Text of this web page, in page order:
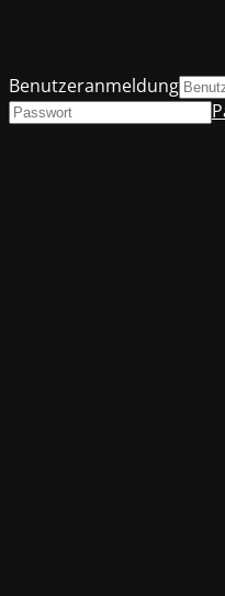
Benutzeranmeldung